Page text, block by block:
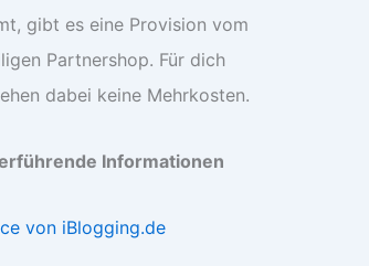
gibt es eine Provision vom
Partnershop. Für dich
dabei keine Mehrkosten.
Informationen
von iBlogging.de